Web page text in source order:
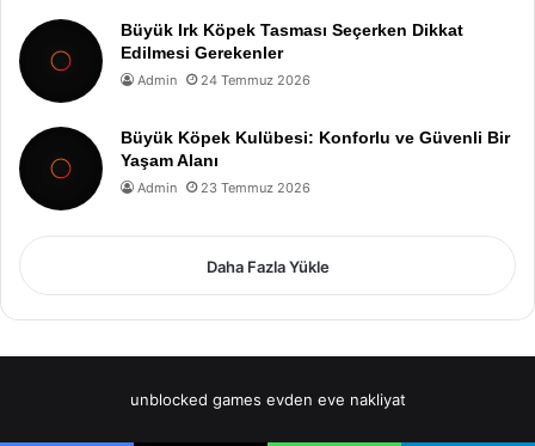
Büyük Irk Köpek Tasması Seçerken Dikkat
Edilmesi Gerekenler
Admin 24 Temmuz 2026
Büyük Köpek Kulübesi: Konforlu ve Güvenli Bir
Yaşam Alanı
Admin 23 Temmuz 2026
Daha Fazla Yükle
unblocked games evden eve nakliyat